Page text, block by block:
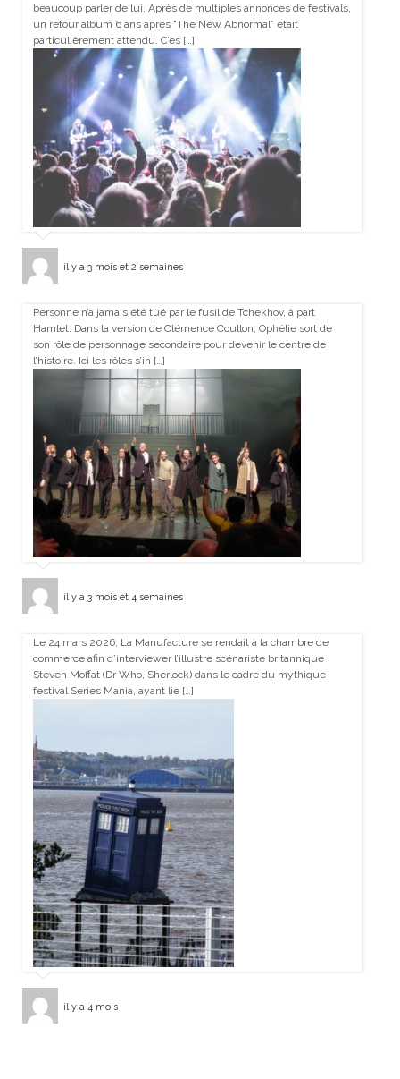
beaucoup parler de lui. Après de multiples annonces de festivals,
un retour album 6 ans après “The New Abnormal” était
particulièrement attendu. C’es […]
il y a 3 mois et 2 semaines
Personne n’a jamais été tué par le fusil de Tchekhov, à part
Hamlet. Dans la version de Clémence Coullon, Ophélie sort de
son rôle de personnage secondaire pour devenir le centre de
l’histoire. Ici les rôles s’in […]
il y a 3 mois et 4 semaines
Le 24 mars 2026, La Manufacture se rendait à la chambre de
commerce afin d’interviewer l’illustre scénariste britannique
Steven Moffat (Dr Who, Sherlock) dans le cadre du mythique
festival Series Mania, ayant lie […]
il y a 4 mois